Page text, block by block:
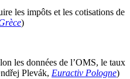
les impôts et les cotisations de
)
les données de l’OMS, le taux
Plevák, Euractiv Pologne)